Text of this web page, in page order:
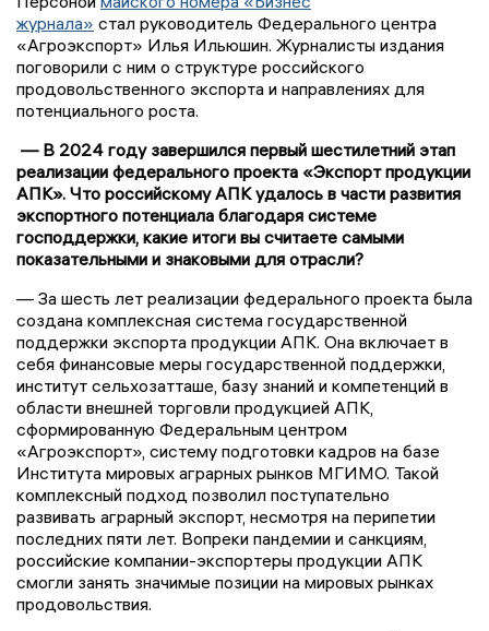
журнала» стал руководитель Федерального центра
«Агроэкспорт» Илья Ильюшин. Журналисты издания
поговорили с ним о структуре российского
продовольственного экспорта и направлениях для
потенциального роста.
— В 2024 году завершился первый шестилетний этап
реализации федерального проекта «Экспорт продукции
АПК». Что российскому АПК удалось в части развития
экспортного потенциала благодаря системе
господдержки, какие итоги вы считаете самыми
показательными и знаковыми для отрасли?
— За шесть лет реализации федерального проекта была
создана комплексная система государственной
поддержки экспорта продукции АПК. Она включает в
себя финансовые меры государственной поддержки,
институт сельхозатташе, базу знаний и компетенций в
области внешней торговли продукцией АПК,
сформированную Федеральным центром
«Агроэкспорт», систему подготовки кадров на базе
Института мировых аграрных рынков МГИМО. Такой
комплексный подход позволил поступательно
развивать аграрный экспорт, несмотря на перипетии
последних пяти лет. Вопреки пандемии и санкциям,
российские компании-экспортеры продукции АПК
смогли занять значимые позиции на мировых рынках
продовольствия.